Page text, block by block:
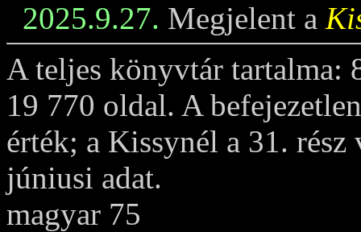
2025.9.27. Megjelent a
A teljes könyvtár tartalma:
19 770 oldal. A
érték; a Kissynél a 31.
júniusi adat.
magyar 75